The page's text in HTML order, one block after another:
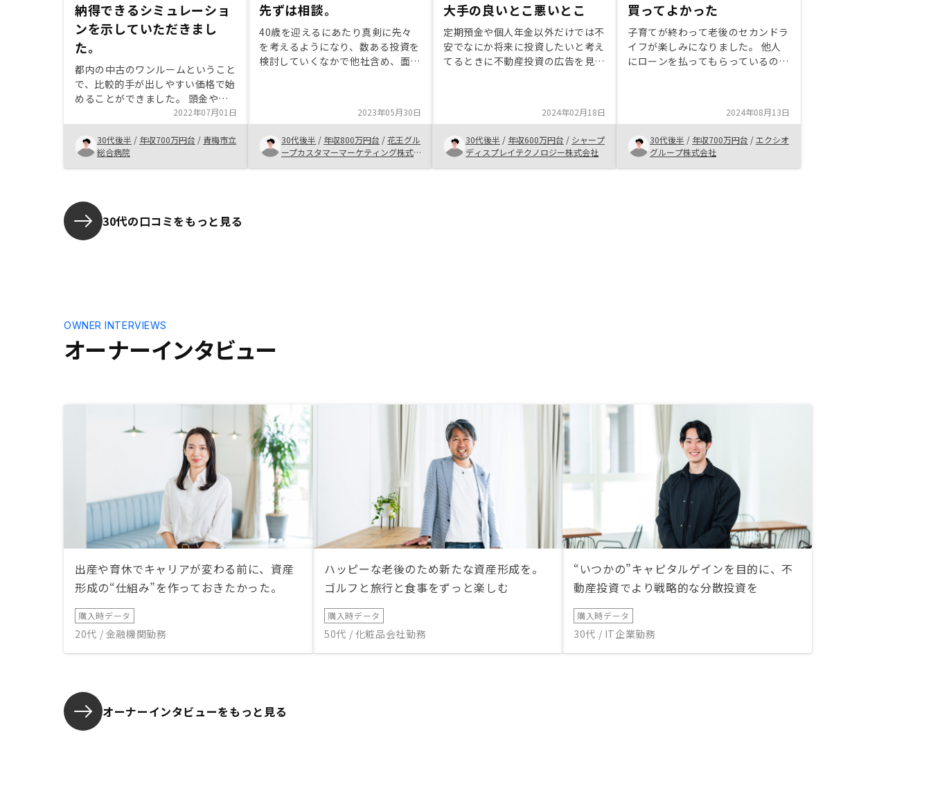
納得できるシミュレーショ
ンを示していただきまし
た。
都内の中古のワンルームということ
で、比較的手が出しやすい価格で始
めることができました。 頭金やロ
ーン年数などじっくり比較する時間
と手間をとっていただいたので納得
して始めることができました。 や
っとスタート地点。本番はこれから
ですが、これまでの面倒な手続き等
など取れない状況で、面談や書類作
成など臨機応変に対応してください
ました。 今後の運用における手助
けにも期待しております。
2022年07月01日
30代後半 / 年収700万円台 / 青梅市立
総合病院
先ずは相談。
40歳を迎えるにあたり真剣に先々
を考えるようになり、数ある投資を
検討していくなかで他社含め、面談
いたものにより近いのがあった為。
2023年05月30日
30代後半 / 年収800万円台 /花王グル
ープカスタマーマーケティング株式
大手の良いとこ悪いとこ
定期預金や個人年金以外だけでは不
安でなにか将来に投資したいと考え
てるときに不動産投資の広告を見か
た。 どちらも魅力的な内容を提示
頂いたと思いますが、迷っていると
きに他社に比べ、営業都合ではなく
2024年02月18日
30代後半 / 年収600万円台 / シャープ
ディスプレイテクノロジー株式会社
買ってよかった
子育てが終わって老後のセカンドラ
イフが楽しみになりました。 他人
にローンを払ってもらっているので
であればまた物件を購入したいで
2024年08月13日
30代後半 / 年収700万円台 /エクシオ
グループ株式会社
30代の口コミをもっと見る
オーナーインタビュー
OWNER INTERVIEWS
出産や育休でキャリアが変わる前に、資産
形成の“仕組み”を作っておきたかった。
購入時データ
20代 / 金融機関勤務
ハッピーな老後のため新たな資産形成を。
ゴルフと旅行と食事をずっと楽しむ
購入時データ
50代 / 化粧品会社勤務
“いつかの”キャピタルゲインを目的に、不
動産投資でより戦略的な分散投資を
購入時データ
30代 / IT企業勤務
オーナーインタビューをもっと見る